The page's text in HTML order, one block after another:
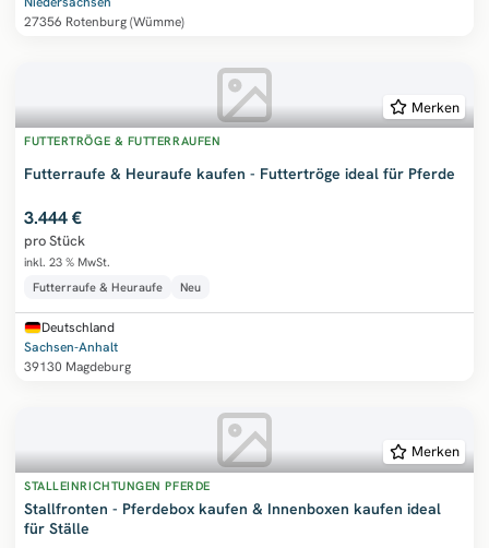
27356 Rotenburg (Wümme)
Merken
FUTTERTRÖGE & FUTTERRAUFEN
Futterraufe & Heuraufe kaufen - Futtertröge ideal für Pferde
3.444 €
pro Stück
inkl. 23 % MwSt.
Futterraufe & Heuraufe
Neu
Deutschland
Sachsen-Anhalt
39130 Magdeburg
Merken
STALLEINRICHTUNGEN PFERDE
Stallfronten - Pferdebox kaufen & Innenboxen kaufen ideal
für Ställe